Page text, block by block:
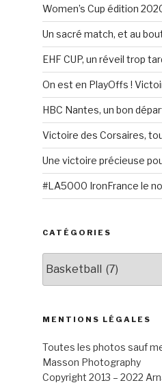
Women’s Cup édition
Un sacré match, et au
EHF CUP, un réveil trop
On est en PlayOffs !
HBC Nantes, un bon
Victoire des Corsaires,
Une victoire précieuse
#LA5000 IronFrance le
CATÉGORIES
MENTIONS LÉGALES
Toutes les photos sauf
Masson Photography
Copyright 2013 – 2022